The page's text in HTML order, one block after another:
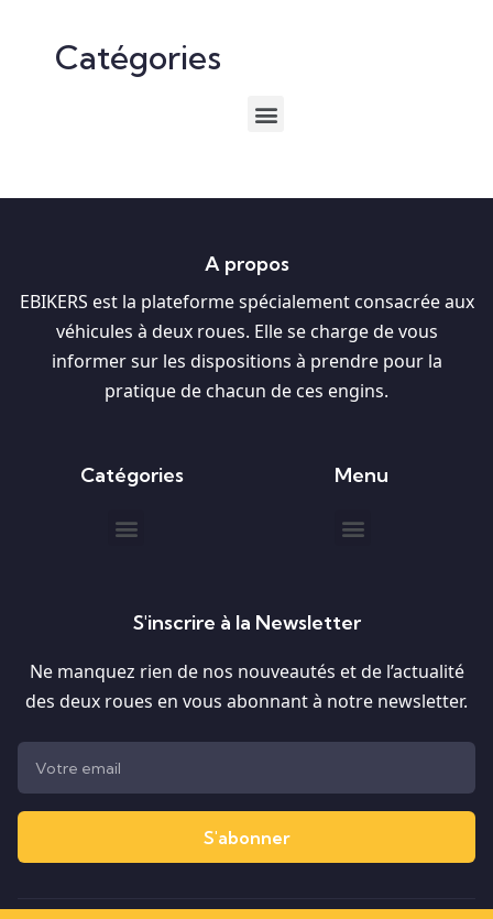
Catégories
A propos
EBIKERS est la plateforme spécialement consacrée aux
véhicules à deux roues. Elle se charge de vous
informer sur les dispositions à prendre pour la
pratique de chacun de ces engins.
Catégories Menu
S'inscrire à la Newsletter
Ne manquez rien de nos nouveautés et de l’actualité
des deux roues en vous abonnant à notre newsletter.
S'abonner